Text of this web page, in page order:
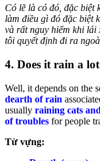
Có lẽ là có đó, đặc biệt
làm điều gì đó đặc
và rất nguy hiểm khi lái
tôi quyết định đi ra
4. Does it rain a
Well, it depends on the
dearth of rain
usually raining cats
of troubles for people
Từ vựng: